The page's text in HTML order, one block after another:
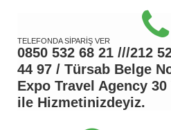
TELEFONDA SİPARİŞ VER
0850 532 68 21 ///212
44 97 / Türsab Belge
Expo Travel Agency 30
ile Hizmetinizdeyiz.